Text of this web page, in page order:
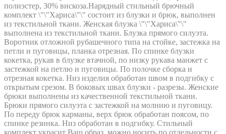
полиэстер, 30% вискоза.Нарядный стильный брючный
комплект \"\"Хариса\"\" состоит из блузки и брюк, выполнен
из текстильной ткани. Женская блузка \"\"Хариса\"\"
выполнена из текстильной ткани. Блузка прямого силуэта.
Воротник отложной рубашечного типа на стойке, застежка на
петли и пуговицы, планка отрезная. По спинке блузки
кокетка, рукав в блузке втачной, по низку рукава манжет с
застежкой на петлю и пуговицы. По полочке сборка и
отрезная кокетка. Низ изделия обработан швом в подгибку с
открытым срезом. В боковых швах блузки - разрезы. Женские
брюки выполнены из качественной текстильной ткани.
Брюки прямого силуэта с застежкой на молнию и пуговицу.
По переду брюк карманы, верх брюк обработан поясом, по
спинке резинка. Низ обработан в подгибку. Стильный
комплект украсит Ваш образ, можно носить по отдельности с